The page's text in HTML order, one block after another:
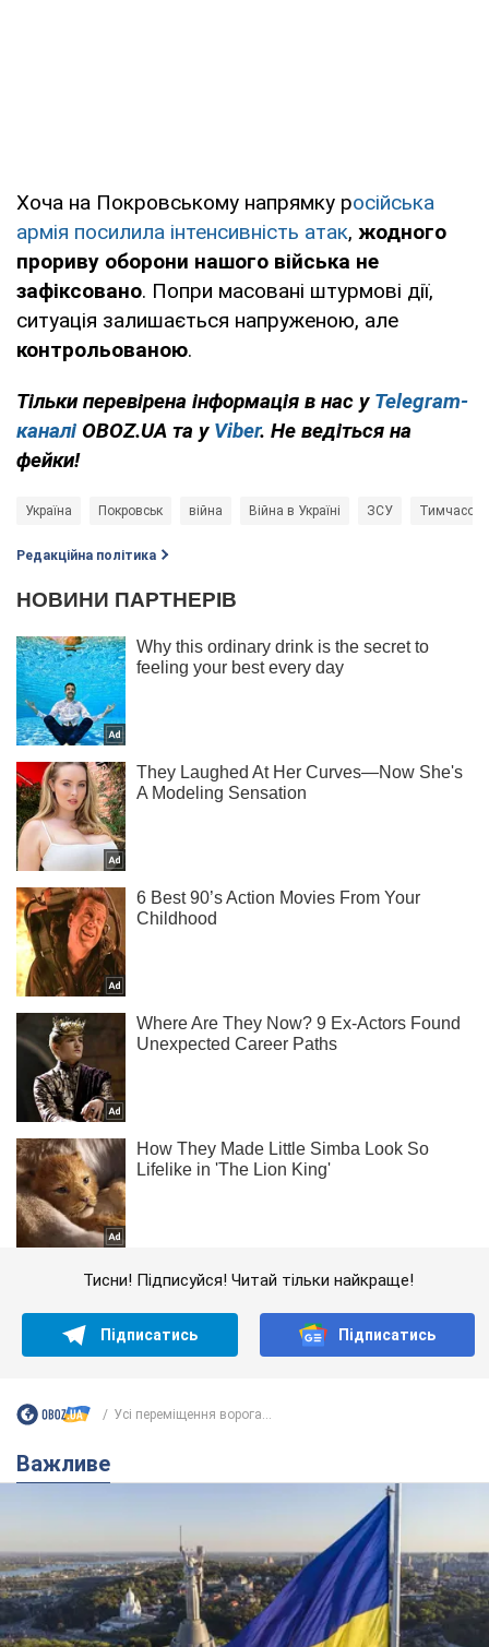
Хоча на Покровському напрямку російська
армія посилила інтенсивність атак, жодного
прориву оборони нашого війська не
зафіксовано. Попри масовані штурмові дії,
ситуація залишається напруженою, але
контрольованою.
Тільки перевірена інформація в нас у Telegram-
каналі OBOZ.UA та у Viber. Не ведіться на
фейки!
Україна Покровськ війна Війна в Україні ЗСУ Тимчасова
Редакційна політика
Тисни! Підписуйся! Читай тільки найкраще!
Підписатись Підписатись
Усі переміщення ворога...
Важливе